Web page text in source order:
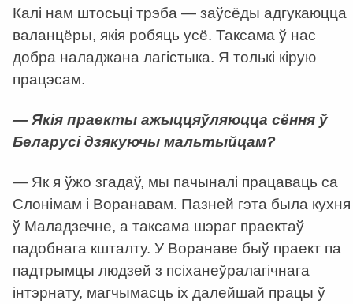
Калі нам штосьці трэба — заўсёды адгукаюцца
валанцёры, якія робяць усё. Таксама ў нас
добра наладжана лагістыка. Я толькі кірую
працэсам.
— Якія праекты ажыццяўляюцца сёння ў
Беларусі дзякуючы мальтыйцам?
— Як я ўжо згадаў, мы пачыналі працаваць са
Слонімам і Воранавам. Пазней гэта была кухня
ў Маладзечне, а таксама шэраг праектаў
падобнага кшталту. У Воранаве быў праект па
падтрымцы людзей з псіханеўралагічнага
інтэрнату, магчымасць іх далейшай працы ў